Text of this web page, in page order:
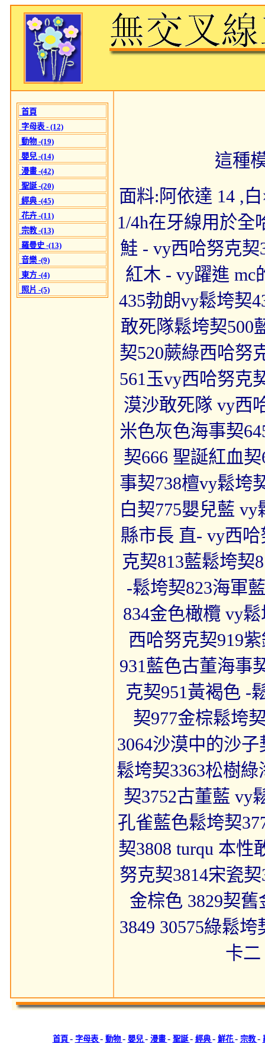
首頁
字母表 - (12)
動物 -(19)
嬰兒 -(14)
漫畫 -(42)
聖誕 -(20)
經典 -(45)
花卉 -(11)
宗教 -(13)
羅曼史 -(13)
音樂 -(9)
東方 -(4)
照片 -(5)
這種
面料:阿依達 14 ,
1/4h在牙線用於全
鮭 - vy西哈努克契
紅木 - vy躍進 mc
435勃朗vy鬆垮契
敢死隊鬆垮契500
契520蕨綠西哈努
561玉vy西哈努克
漠沙敢死隊 vy西
米色灰色海事契
契666 聖誕紅血
事契738檀vy鬆垮
白契775嬰兒藍
縣市長 直- vy西
克契813藍鬆垮契
-鬆垮契823海軍
834金色橄欖 vy
西哈努克契919
931藍色古董海事
克契951黃褐色 -
契977金棕鬆垮
3064沙漠中的沙
鬆垮契3363松樹
契3752古董藍 vy
孔雀藍色鬆垮契
契3808 turqu 本性
努克契3814宋瓷
金棕色 3829契
3849 30575綠鬆
卡
首頁 - 字母表 - 動物- 嬰兒- 漫畫- 聖誕- 經典- 鮮花- 宗教-